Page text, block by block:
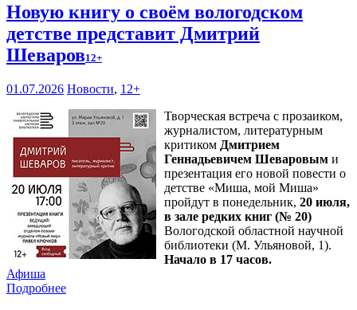
Новую книгу о своём вологодском
детстве представит Дмитрий
Шеваров12+
01.07.2026 Новости, 12+
Творческая встреча с прозаиком,
журналистом, литературным
критиком Дмитрием
Геннадьевичем Шеваровым и
презентация его новой повести о
детстве «Миша, мой Миша»
пройдут в понедельник, 20 июля,
в зале редких книг (№ 20)
Вологодской областной научной
библиотеки (М. Ульяновой, 1).
Начало в 17 часов.
Афиша
Подробнее